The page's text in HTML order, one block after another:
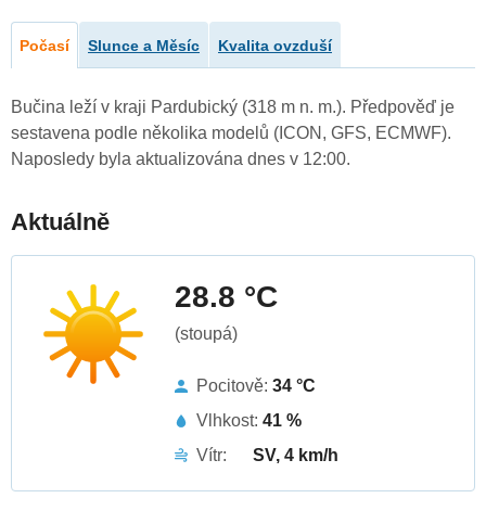
Počasí Slunce a Měsíc Kvalita ovzduší
Bučina leží v kraji Pardubický (318 m n. m.). Předpověď je
sestavena podle několika modelů (ICON, GFS, ECMWF).
Naposledy byla aktualizována dnes v 12:00.
Aktuálně
28.8 °C
(stoupá)
Pocitově: 34 °C
Vlhkost: 41 %
Vítr:
SV, 4 km/h